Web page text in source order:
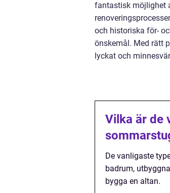
fantastisk möjlighet
och historiska för-
önskemål. Med rätt
lyckat och
Vilka är de
De vanligaste
badrum,
bygga en altan.